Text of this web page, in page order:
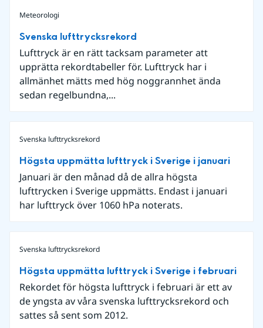
Meteorologi
Svenska lufttrycksrekord
Lufttryck är en rätt tacksam parameter att
upprätta rekordtabeller för. Lufttryck har i
allmänhet mätts med hög noggrannhet ända
sedan regelbundna,...
Svenska lufttrycksrekord
Högsta uppmätta lufttryck i Sverige i januari
Januari är den månad då de allra högsta
lufttrycken i Sverige uppmätts. Endast i januari
har lufttryck över 1060 hPa noterats.
Svenska lufttrycksrekord
Högsta uppmätta lufttryck i Sverige i februari
Rekordet för högsta lufttryck i februari är ett av
de yngsta av våra svenska lufttrycksrekord och
sattes så sent som 2012.